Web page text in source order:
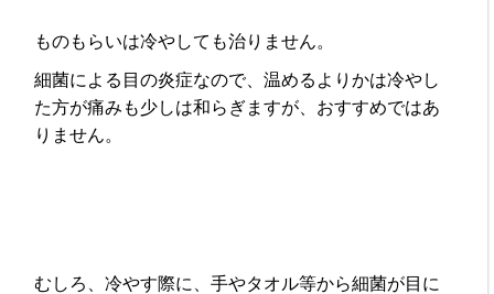
ものもらいは冷やしても治りません。
細菌による目の炎症なので、温めるよりかは冷やし
た方が痛みも少しは和らぎますが、おすすめではあ
りません。
むしろ、冷やす際に、手やタオル等から細菌が目に